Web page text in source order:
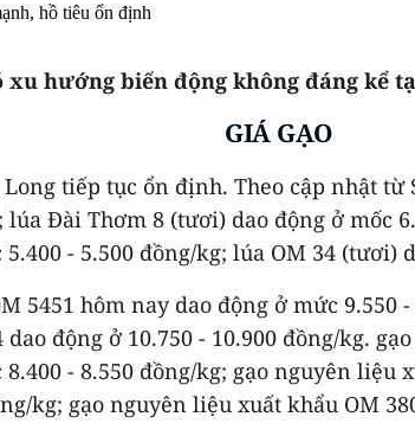
xu hướng biến động không đáng kể
GIÁ GẠO
tiếp tục ổn định. Theo cập nhật
Đài Thơm 8 (tươi) dao động ở mốc
- 5.500 đồng/kg; lúa OM 34 (tươi)
5451 hôm nay dao động ở mức
động ở 10.750 - 10.900 đồng/kg.
- 8.550 đồng/kg; gạo nguyên liệu
kg; gạo nguyên liệu xuất khẩu OM